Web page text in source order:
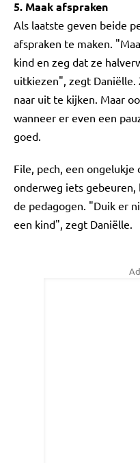
5. Maak afspraken
Als laatste geven beide
afspraken te maken.
kind en zeg dat ze
uitkiezen", zegt Daniëlle.
naar uit te kijken. Maar
wanneer er even een
goed.
File, pech, een
onderweg iets
de pedagogen. "Duik er
een kind", zegt Daniëlle.